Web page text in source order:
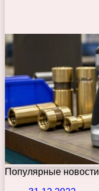
Популярные новости